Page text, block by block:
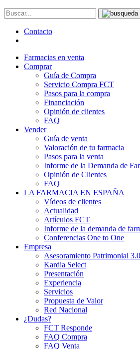
Contacto
Farmacias en venta
Comprar
Guía de Compra
Servicio Compra FCT
Pasos para la compra
Financiación
Opinión de clientes
FAQ
Vender
Guía de venta
Valoración de tu farmacia
Pasos para la venta
Informe de la Demanda de
Opinión de Clientes
FAQ
LA FARMACIA EN ESPAÑA
Vídeos de clientes
Actualidad
Artículos FCT
Informe de la demanda de
Conferencias One to One
Empresa
Asesoramiento Patrimonial 3.0
Kardia Select
Presentación
Experiencia
Servicios
Propuesta de Valor
Red Nacional
¿Dudas?
FCT Responde
FAQ Compra
FAQ Venta